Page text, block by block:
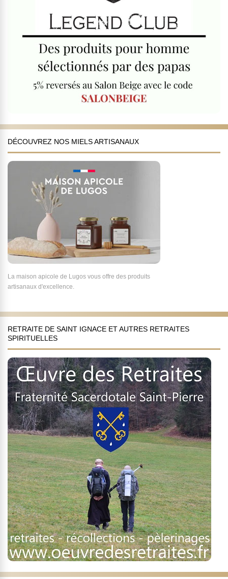
DÉCOUVREZ NOS MIELS ARTISANAUX
La maison apicole de Lugos vous offre des produits
artisanaux d'excellence.
RETRAITE DE SAINT IGNACE ET AUTRES RETRAITES
SPIRITUELLES